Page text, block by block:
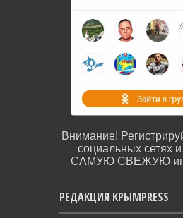
Внимание!
социальных сетях
САМУЮ СВЕЖУЮ
РЕДАКЦИЯ КРЫМPRESS